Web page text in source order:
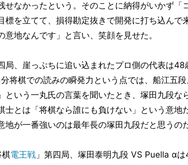
せなかったという。そのことに納得がいかず「
標を立てて、損得勘定抜きで開発に打ち込んで
意地なんです」と言い、笑顔を見せた。
局、崖っぷちに追い込まれたプロ側の代表は48
将棋での読みの瞬発力という点では、船江五
という一丸氏の言葉を聞いたとき、塚田九段な
士とは「将棋なら誰にも負けない」という意地
地が一番強いのは最年長の塚田九段だと思うのだ
棋電王戦 」第四局、塚田泰明九段 VS Puella α